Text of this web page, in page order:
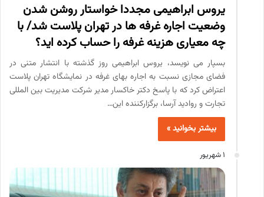
یروس ابراهیمی مجددا خواستار روشن شدن
وضعیت اجاره غرفه ها در تهران پلاست شد/ با
چه معیاری هزینه غرفه را حساب کرده اید؟
بسپار می نویسد، یروس ابراهیمی روز گذشته با انتشار متنی در
فضای مجازی نسبت به اجاره بهای غرفه در نمایشگاه تهران پلاست
اعتراض کرد که با پاسخ دکتر خاکسار مدیر شرکت مدیریت بین المللی
تجارت و روادید آرسا، برگزارکننده این…
بیشتر بخوانید »
1 شهریور